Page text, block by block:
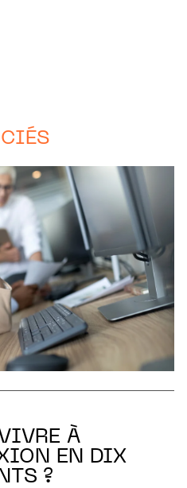
À
EN DIX
?